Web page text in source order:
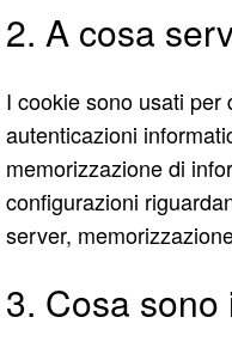
2. A cosa
I cookie sono usati per
autenticazioni
memorizzazione di
configurazioni
server,
3. Cosa sono